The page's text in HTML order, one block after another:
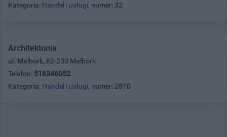
Kategoria: Handel i usługi, numer: 32
Architektonia
ul. Malbork, 82-200 Malbork
Telefon: 516346052
Kategoria: Handel i usługi, numer: 2810